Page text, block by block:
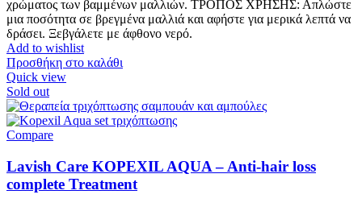
χρώματος των βαμμένων μαλλιών. ΤΡΟΠΟΣ ΧΡΗΣΗΣ: Απλώστε
μια ποσότητα σε βρεγμένα μαλλιά και αφήστε για μερικά λεπτά να
δράσει. Ξεβγάλετε με άφθονο νερό.
Add to wishlist
Προσθήκη στο καλάθι
Quick view
Sold out
Compare
Lavish Care KOPEXIL AQUA – Anti-hair loss
complete Treatment